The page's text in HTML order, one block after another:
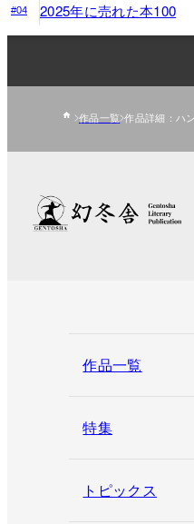
#04 2025年に売れた本100
作品一覧 作品詳細：ハ
作品一覧
特集
トピックス